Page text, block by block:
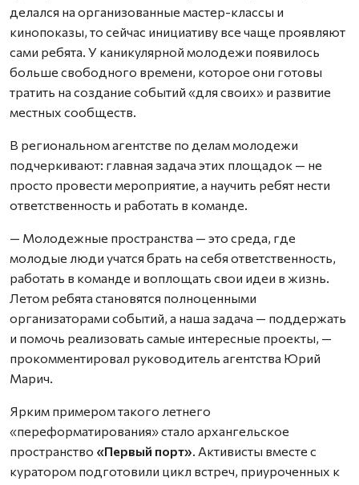
делался на организованные мастер-классы и
кинопоказы, то сейчас инициативу все чаще проявляют
сами ребята. У каникулярной молодежи появилось
больше свободного времени, которое они готовы
тратить на создание событий «для своих» и развитие
местных сообществ.
В региональном агентстве по делам молодежи
подчеркивают: главная задача этих площадок — не
просто провести мероприятие, а научить ребят нести
ответственность и работать в команде.
— Молодежные пространства — это среда, где
молодые люди учатся брать на себя ответственность,
работать в команде и воплощать свои идеи в жизнь.
Летом ребята становятся полноценными
организаторами событий, а наша задача — поддержать
и помочь реализовать самые интересные проекты, —
прокомментировал руководитель агентства Юрий
Марич.
Ярким примером такого летнего
«переформатирования» стало архангельское
пространство «Первый порт». Активисты вместе с
куратором подготовили цикл встреч, приуроченных к